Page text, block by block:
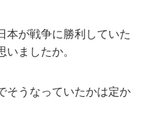
本が戦争に勝利していた
ましたか。
そうなっていたかは定か